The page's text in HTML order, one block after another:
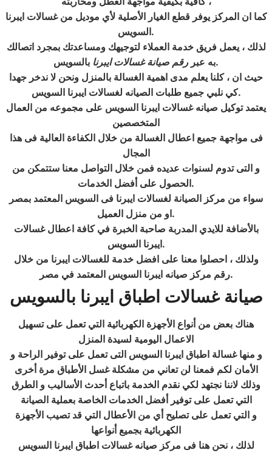
كما ان المركز يوفر قطع الغيار الأصلية لأي موديل من غسالات ايبرنا
السويس.
لذلك ، يعمل فريق خدمة العملاء لتوجيهك ومساعدتك بمجرد اتصالك
به عبر رقم صيانة غسالات ايبرنا بالسويس
.
حيث ان ، كلنا يعلم مدى اهمية الغسالة بالمنزل ونحن لا ندخر جهدا
كي نلبي جميع طلبات الصيانه لغسالات ايبرنا السويس.
يعتمد توكيل صيانه غسالات ايبرنا السويس على مجموعه من العمال
المتخصصين
فى مواجهة جميع اعطال الغسالة من خلال الكفاءة العالية فى هذا
المجال
و التى تدوم لسنوات عديده فمن خلال التواصل معنا ستتمكن من
الحصول على أفضل الخدمات.
سواء من مركز الصيانة لغسالات ايبرنا فى السويس المعتمد بمصر
او من منزل العميل.
بالأضافة للايدي المدربة صاحبة الخبرة في كافة اعطال غسالات
ايبرنا السويس.
ولذلك ، احصلوا معنا على افضل خدمة للغسالات ايبرنا من خلال
رقم مركز صيانه ايبرنا السويس المعتمد في مصر.
صيانة غسالات اطباق ايبرنا بالسويس
هناك بعض من أنواع الأجهزة الكهربائية التي تعمل على تسهيل
الاعمال اليومية لسيدة المنزل
و منها غسالة اطباق ايبرنا السويس التى تعمل على توفير الراحة و
الأمان لكم فمعنا لن تعاني من مشكلة غسل الأطباق مرة أخرى
وذلك لاننا نجتهد لكي نقدم الخدمة باتباع أحدث الأساليب و الطرق
التي تعمل على توفير أفضل الخدمات الخاصة بعملية الصيانة
و التي تعمل على تصليح أي من الأعطال التي قد تصيب الأجهزة
الكهربائية بجميع أنواعها
لذلك ، نحن هنا فى مركز صيانه غسالات اطباق ايبرنا السويس